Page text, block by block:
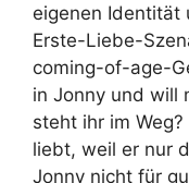
eigenen Identität
Erste-Liebe-
coming-of-age-
in Jonny und will
steht ihr im Weg?
liebt, weil er nur
Jonny nicht für